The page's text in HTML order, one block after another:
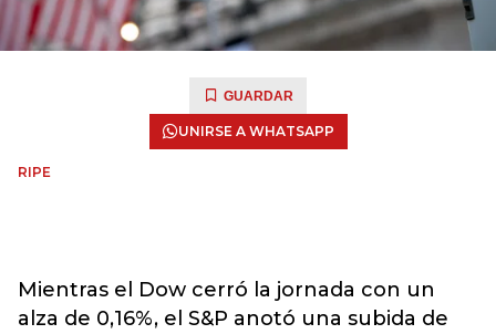
GUARDAR
UNIRSE A WHATSAPP
RIPE
Mientras el Dow cerró la jornada con un
alza de 0,16%, el S&P anotó una subida de